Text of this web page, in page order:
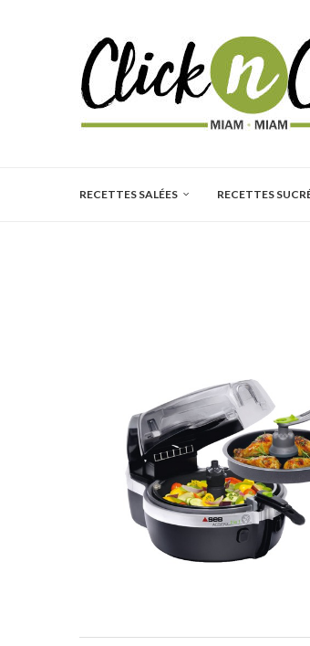
RECETTES SALÉES RECETTES